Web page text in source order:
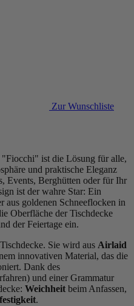
Zur Wunschliste
"Fiocchi" ist die Lösung für alle,
und praktische Eleganz
Events, Berghütten oder für Ihr
ist der wahre Star: Ein
aus goldenen Schneeflocken in
Oberfläche der Tischdecke
der Feiertage ein.
Sie wird aus Airlaid
innovativen Material, das die
Dank des
und einer Grammatur
Weichheit beim Anfassen,
.